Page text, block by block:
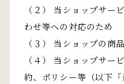
（２） 当ショップサー
わせ等への対応のため
（３） 当ショップの商
（４） 当ショップサー
約、ポリシー等（以下